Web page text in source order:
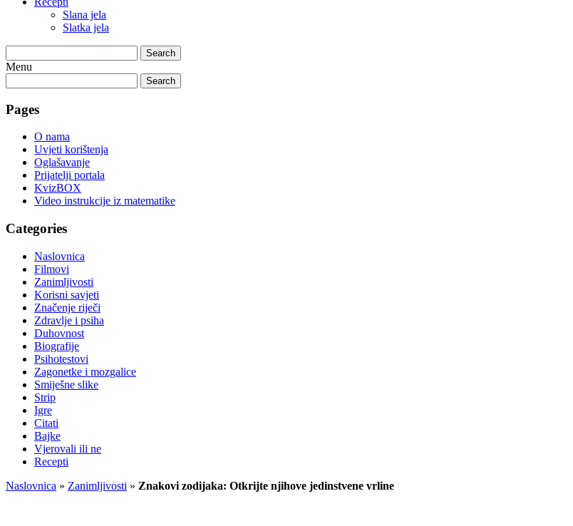
Slana jela
Slatka jela
Search
Menu
Search
Pages
O nama
Uvjeti korištenja
Oglašavanje
Prijatelji portala
KvizBOX
Video instrukcije iz matematike
Categories
Naslovnica
Filmovi
Zanimljivosti
Korisni savjeti
Značenje riječi
Zdravlje i psiha
Duhovnost
Biografije
Psihotestovi
Zagonetke i mozgalice
Smiješne slike
Strip
Igre
Citati
Bajke
Vjerovali ili ne
Recepti
Naslovnica » Zanimljivosti » Znakovi zodijaka: Otkrijte njihove jedinstvene vrline